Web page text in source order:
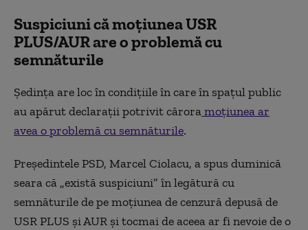
Suspiciuni că moțiunea USR
PLUS/AUR are o problemă cu
semnăturile
Ședința are loc în condițiile în care în spațul public
au apărut declarații potrivit căroramoțiunea ar
avea o problemă cu semnăturile.
Preşedintele PSD, Marcel Ciolacu, a spus duminică
seara că „există suspiciuni” în legătură cu
semnăturile de pe moţiunea de cenzură depusă de
USR PLUS şi AUR și tocmai de aceea ar fi nevoie de o